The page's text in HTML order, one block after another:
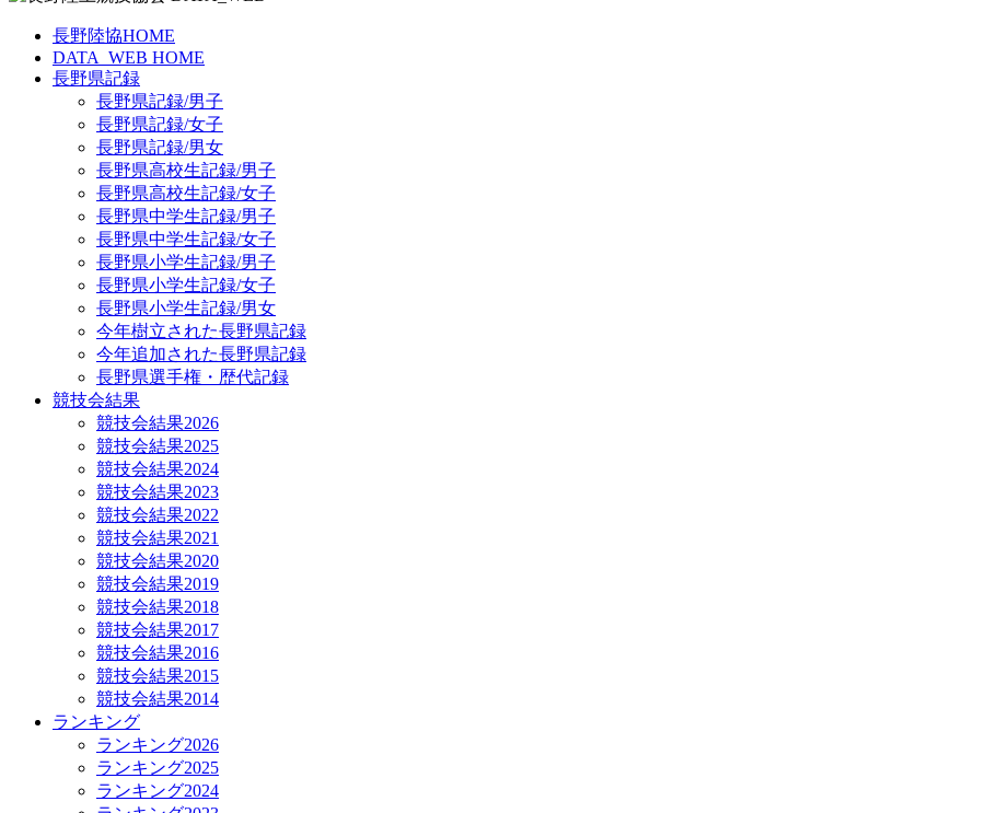
長野陸協HOME
DATA_WEB HOME
長野県記録
長野県記録/男子
長野県記録/女子
長野県記録/男女
長野県高校生記録/男子
長野県高校生記録/女子
長野県中学生記録/男子
長野県中学生記録/女子
長野県小学生記録/男子
長野県小学生記録/女子
長野県小学生記録/男女
今年樹立された長野県記録
今年追加された長野県記録
長野県選手権・歴代記録
競技会結果
競技会結果2026
競技会結果2025
競技会結果2024
競技会結果2023
競技会結果2022
競技会結果2021
競技会結果2020
競技会結果2019
競技会結果2018
競技会結果2017
競技会結果2016
競技会結果2015
競技会結果2014
ランキング
ランキング2026
ランキング2025
ランキング2024